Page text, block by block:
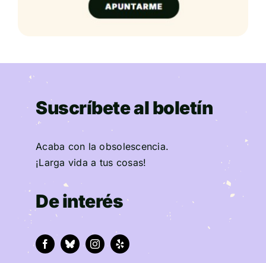
Suscríbete al boletín
Acaba con la obsolescencia.
¡Larga vida a tus cosas!
De interés